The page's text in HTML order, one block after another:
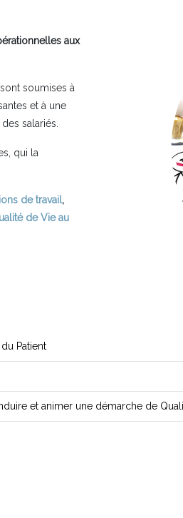
aux
soumises à
et à une
salariés.
qui la
de travail,
de Vie au
Patient
et animer une démarche de